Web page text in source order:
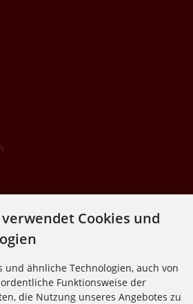
Fragen allgemein:
Freitag: 10:00 - 16:00 Uhr
Cookies und
und ähnliche Technologien, auch von
Funktionsweise der
die Nutzung unseres Angebotes zu